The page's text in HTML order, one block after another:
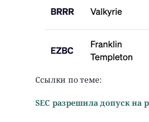
Ссылки по теме:
SEC разрешила допуск на